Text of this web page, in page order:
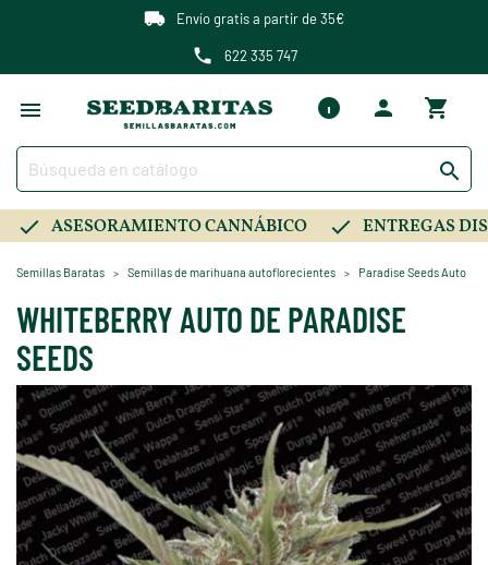
Envío gratis a partir de 35€
622 335 747

ASESORAMIENTO CANNÁBICO ENTREGAS
Semillas Baratas Semillas de marihuana autoflorecientes Paradise Seeds Auto
WHITEBERRY AUTO DE PARADISE
SEEDS